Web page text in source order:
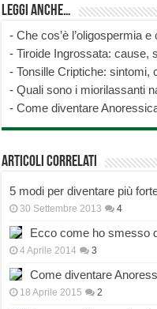
Leggi anche…
-Che cos’è l’oligospermia
-Tiroide Ingrossata: cause,
-Tonsille Criptiche: sintomi,
-Quali sono i miorilassanti
-Come diventare
Articoli correlati
5 modi per diventare più
30 Settembre 2013 4
Ecco come ho smesso
4 Aprile 2014 3
Come diventare
18 Aprile 2015 2